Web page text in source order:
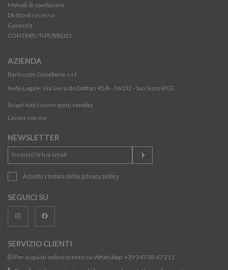
Metodi di spedizione
Diritto di recesso
Garanzie
CONTRIBUTI PUBBLICI
AZIENDA
Bartoccini Gioiellerie s.r.l.
Sede Legale: Via Gerardo Dottori 45/A - 06132 - San Sisto (PG)
Scopri tutti i nostri punti vendita
Lavora con noi
NEWSLETTER
Accetto i temini della privacy policy
SEGUICI SU
SERVIZIO CLIENTI
Per acquisti online scrivici su WhatsApp: +39 347 05 67 211